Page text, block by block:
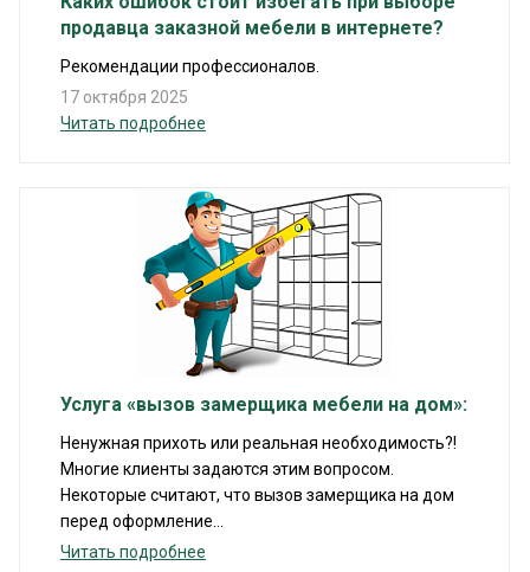
продавца заказной мебели в интернете?
Рекомендации профессионалов.
17 октября 2025
Читать подробнее
Услуга «вызов замерщика мебели на дом»:
Ненужная прихоть или реальная необходимость?!
Многие клиенты задаются этим вопросом.
Некоторые считают, что вызов замерщика на дом
перед оформление...
Читать подробнее